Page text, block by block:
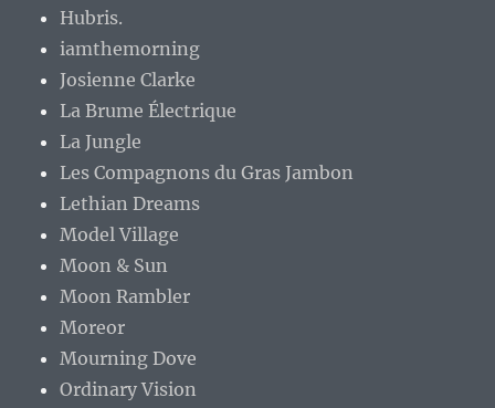
Hubris.
iamthemorning
Josienne Clarke
La Brume Électrique
La Jungle
Les Compagnons du Gras Jambon
Lethian Dreams
Model Village
Moon & Sun
Moon Rambler
Moreor
Mourning Dove
Ordinary Vision